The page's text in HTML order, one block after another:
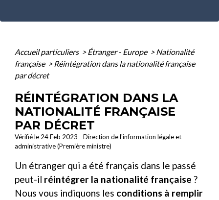
Accueil particuliers > Étranger - Europe > Nationalité
française > Réintégration dans la nationalité française
par décret
RÉINTÉGRATION DANS LA
NATIONALITÉ FRANÇAISE
PAR DÉCRET
Vérifié le 24 Feb 2023 - Direction de l'information légale et
administrative (Première ministre)
Un étranger qui a été français dans le passé
peut-il réintégrer la nationalité française ?
Nous vous indiquons les conditions à remplir